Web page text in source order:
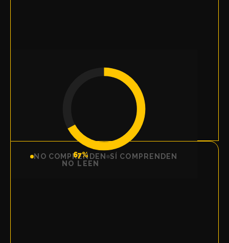
67%
NO LEEN
NO COMPRENDEN SÍ COMPRENDEN
Niños en primaria que NO comprenden un